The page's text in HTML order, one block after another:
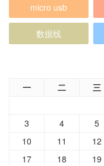
micro usb
数据线
一 二 三
3
4 5
10
11 12
17
18 19